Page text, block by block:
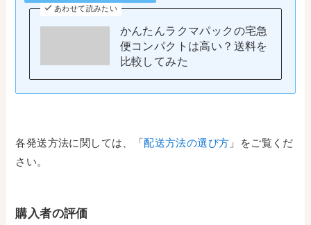
あわせて読みたい
かんたんラクマパックの宅急
便コンパクトは高い？送料を
比較してみた
各発送方法に関しては、「配送方法の選び方 」をご覧くだ
さい。
購入者の評価